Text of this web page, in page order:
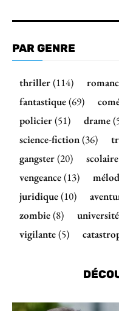
PAR GENRE
thriller(114)
fantastique(69)
policier(51) drame
science-fiction(36)
gangster(20) scolaire
vengeance(13)
juridique(10)
zombie(8) université
vigilante(5)